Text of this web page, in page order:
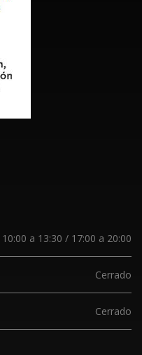
10:00 a 13:30 / 17:00 a 20:00
Cerrado
Cerrado